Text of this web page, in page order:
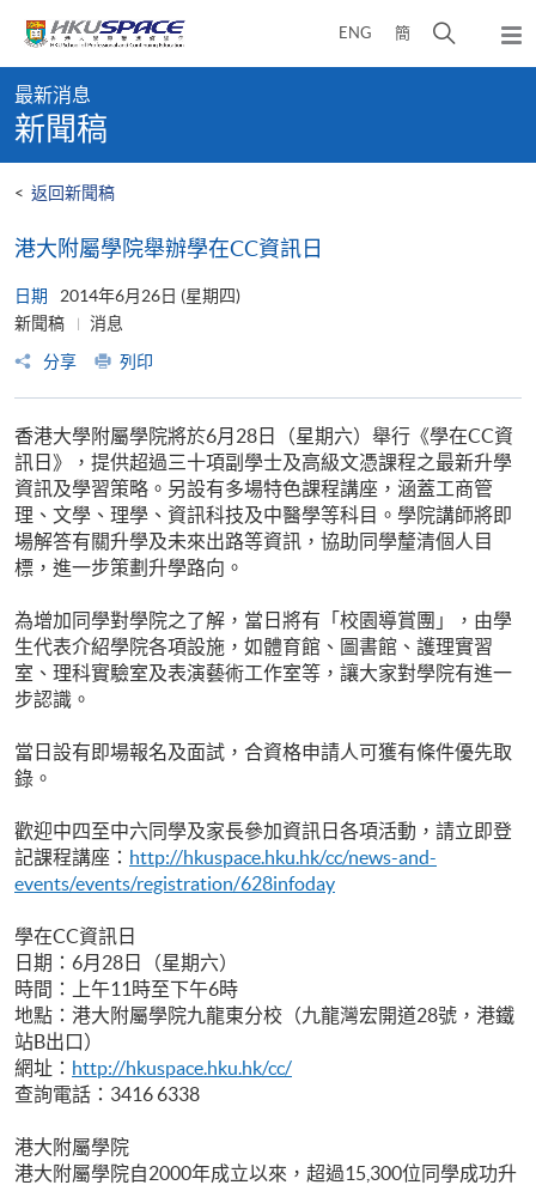
content
ENG 簡
開
彈
出
content
start
最新消息
新聞稿
< 返回新聞稿
港大附屬學院舉辦學在CC資訊日
日期
2014年6月26日 (星期四)
新聞稿
消息
分享
列印
香港大學附屬學院將於6月28日（星期六）舉行《學在CC資
訊日》，提供超過三十項副學士及高級文憑課程之最新升學
資訊及學習策略。另設有多場特色課程講座，涵蓋工商管
理、文學、理學、資訊科技及中醫學等科目。學院講師將即
場解答有關升學及未來出路等資訊，協助同學釐清個人目
標，進一步策劃升學路向。
為增加同學對學院之了解，當日將有「校園導賞團」，由學
生代表介紹學院各項設施，如體育館、圖書館、護理實習
室、理科實驗室及表演藝術工作室等，讓大家對學院有進一
步認識。
當日設有即場報名及面試，合資格申請人可獲有條件優先取
錄。
歡迎中四至中六同學及家長參加資訊日各項活動，請立即登
記課程講座： http://hkuspace.hku.hk/cc/news-and-
events/events/registration/628infoday
學在CC資訊日
日期：6月28日（星期六）
時間：上午11時至下午6時
地點：港大附屬學院九龍東分校（九龍灣宏開道28號，港鐵
站B出口）
網址： http://hkuspace.hku.hk/cc/
查詢電話：3416 6338
港大附屬學院
港大附屬學院自2000年成立以來，超過15,300位同學成功升